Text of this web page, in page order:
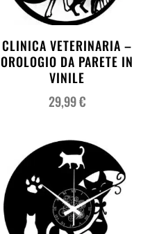
CLINICA VETERINARIA –
OROLOGIO DA PARETE IN
VINILE
29,99€